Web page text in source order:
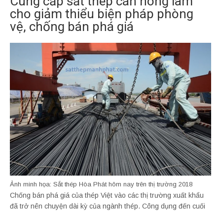
cho giảm thiểu biện pháp phòng
vệ, chống bán phá giá
Ảnh minh họa: Sắt thép Hòa Phát hôm nay trên thị trường 2018
Chống bán phá giá của thép Việt vào các thị trường xuất khẩu
đã trở nên chuyện dài kỳ của ngành thép. Công dụng đến cuối